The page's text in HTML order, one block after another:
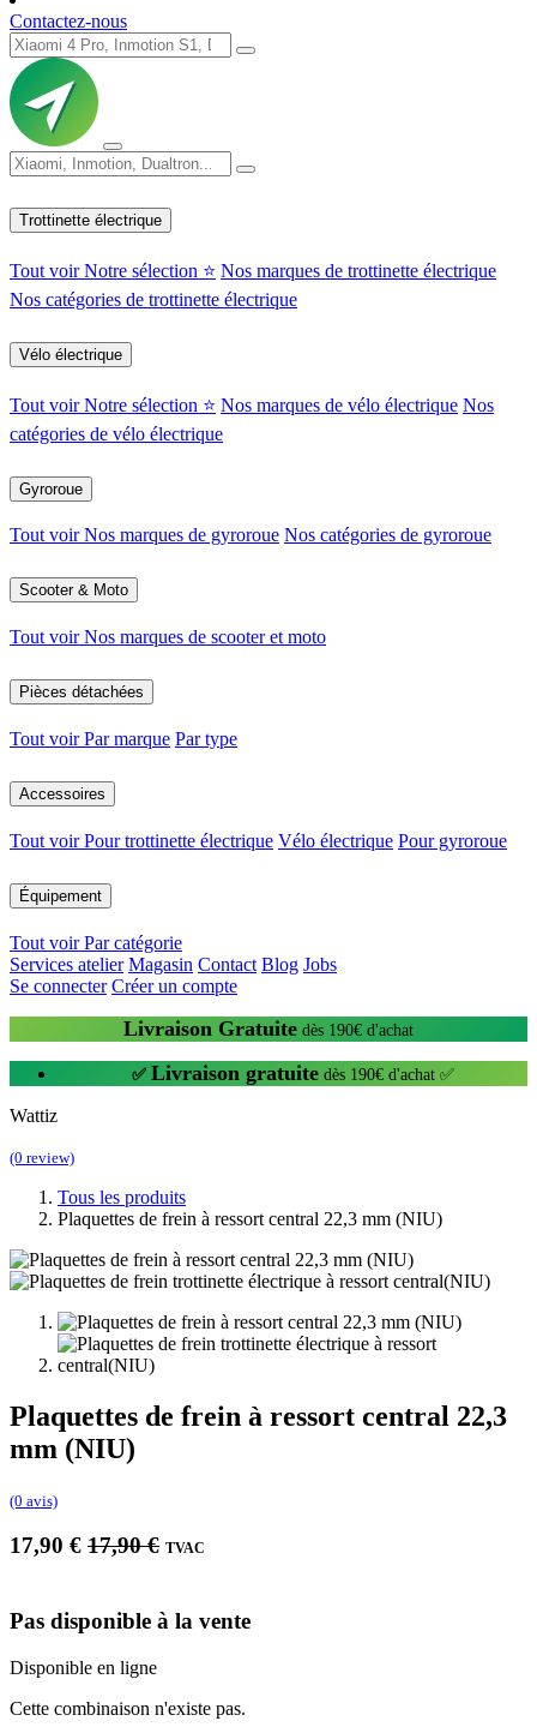
Contactez-nous
Trottinette électrique
Tout voirNotre sélection ⭐ Nos marques de trottinette électrique
Nos catégories de trottinette électrique
Vélo électrique
Tout voirNotre sélection ⭐ Nos marques de vélo électrique Nos
catégories de vélo électrique
Gyroroue
Tout voirNos marques de gyroroue Nos catégories de gyroroue
Scooter & Moto
Tout voirNos marques de scooter et moto
Pièces détachées
Tout voirPar marque Par type
Accessoires
Tout voirPour trottinette électrique Vélo électrique Pour gyroroue
Équipement
Tout voirPar catégorie
Services atelier Magasin Contact Blog Jobs
Se connecter Créer un compte
Livraison Gratuite dès 190€ d'achat
✅ Livraison gratuite dès 190€ d'achat ✅
Wattiz
(0 review)
Tous les produits
Plaquettes de frein à ressort central 22,3 mm (NIU)
Plaquettes de frein à ressort central 22,3
mm (NIU)
(0 avis)
17,90 € 17,90€ TVAC
Pas disponible à la vente
Disponible en ligne
Cette combinaison n'existe pas.